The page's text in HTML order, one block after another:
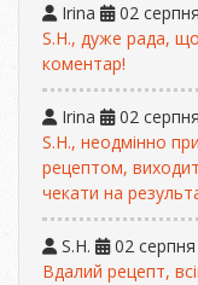
Irina
02
S.H., дуже рада,
коментар!
Irina
02
S.H., неодмінно
рецептом,
чекати на
S.H.
02
Вдалий рецепт,